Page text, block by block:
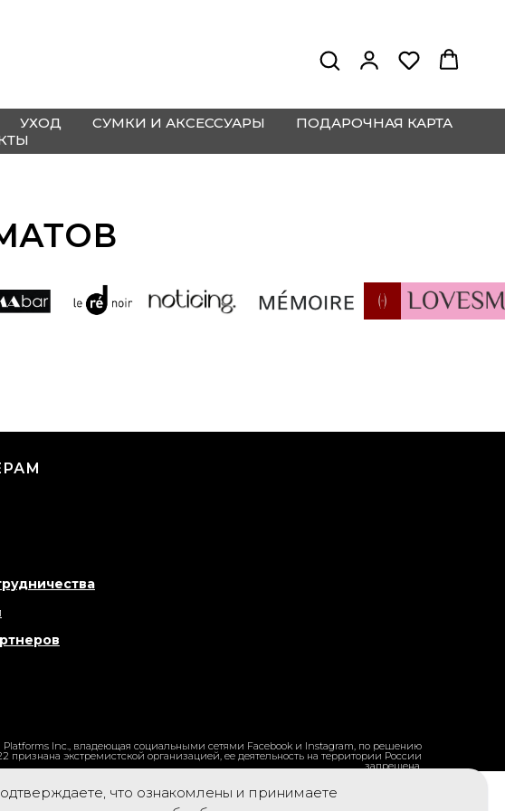
УХОД СУМКИ И АКСЕССУАРЫ
ПОДАРОЧНАЯ КАРТА
Platforms Inc., владеющая социальными сетями Facebook и Instagram, по решению
признана экстремистской организацией, ее деятельность на территории России
запрещена.
что ознакомлены и принимаете